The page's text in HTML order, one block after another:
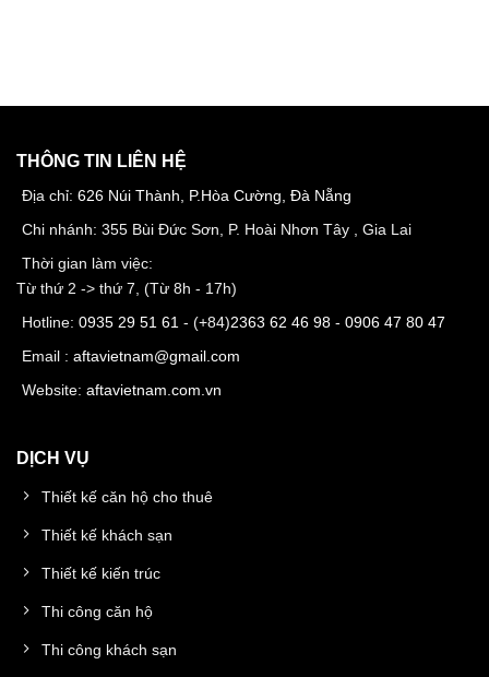
THÔNG TIN LIÊN HỆ
Địa chỉ: 626 Núi Thành, P.Hòa Cường, Đà Nẵng
Chi nhánh: 355 Bùi Đức Sơn, P. Hoài Nhơn Tây , Gia Lai
Thời gian làm việc:
Từ thứ 2 -> thứ 7, (Từ 8h - 17h)
Hotline: 0935 29 51 61 - (+84)2363 62 46 98 - 0906 47 80 47
Email : aftavietnam@gmail.com
Website: aftavietnam.com.vn
DỊCH VỤ
Thiết kế căn hộ cho thuê
Thiết kế khách sạn
Thiết kế kiến trúc
Thi công căn hộ
Thi công khách sạn